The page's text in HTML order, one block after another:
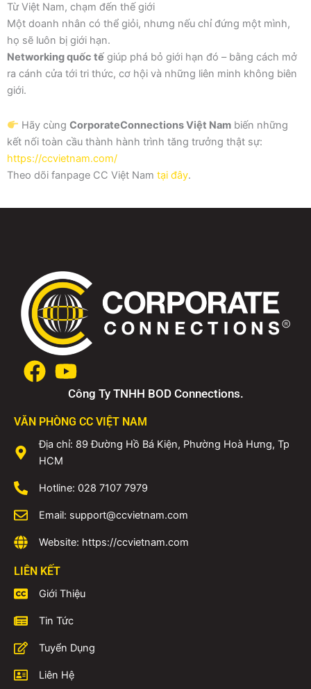
Từ Việt Nam, chạm đến thế giới
Một doanh nhân có thể giỏi, nhưng nếu chỉ đứng một mình,
họ sẽ luôn bị giới hạn.
Networking quốc tế giúp phá bỏ giới hạn đó – bằng cách mở
ra cánh cửa tới tri thức, cơ hội và những liên minh không biên
giới.
Hãy cùng CorporateConnections Việt Nambiến những
kết nối toàn cầu thành hành trình tăng trưởng thật sự:
https://ccvietnam.com/
Theo dõi fanpage CC Việt Nam tại đây.
Công Ty TNHH BOD Connections.
VĂN PHÒNG CC VIỆT NAM
Địa chỉ: 89 Đường Hồ Bá Kiện, Phường Hoà Hưng, Tp
HCM
Hotline: 028 7107 7979
Email: support@ccvietnam.com
Website: https://ccvietnam.com
LIÊN KẾT
Giới Thiệu
Tin Tức
Tuyển Dụng
Liên Hệ